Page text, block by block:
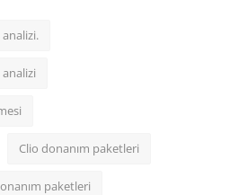
Clio donanım paketleri
paketleri